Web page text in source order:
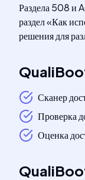
Раздела 508 и
раздел «Как
решения для
Сканер
Проверка
Оценка